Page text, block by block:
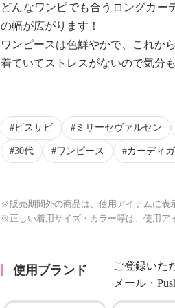
どんなワンピでも合うロングカー
の幅が広がります！
ワンピースは色鮮やかで、これか
着ていてストレスがないので気分
ビスサビ ミリーセヴァルセン
30代 ワンピース カーディ
※販売期間外の商品は、使用アイテムに表
※正しい着用サイズ・カラー等は、使用ア
使用ブランド
ご登録いた
メール・